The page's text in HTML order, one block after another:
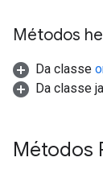
Métodos
Da classe
Da classe
Métodos